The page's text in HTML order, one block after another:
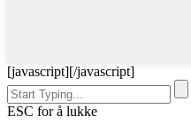
[javascript][/javascript]
ESC for å lukke